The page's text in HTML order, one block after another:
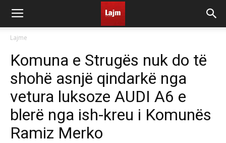
Lajme
Komuna e Strugës nuk do të
shohë asnjë qindarkë nga
vetura luksoze AUDI A6 e
blerë nga ish-kreu i Komunës
Ramiz Merko